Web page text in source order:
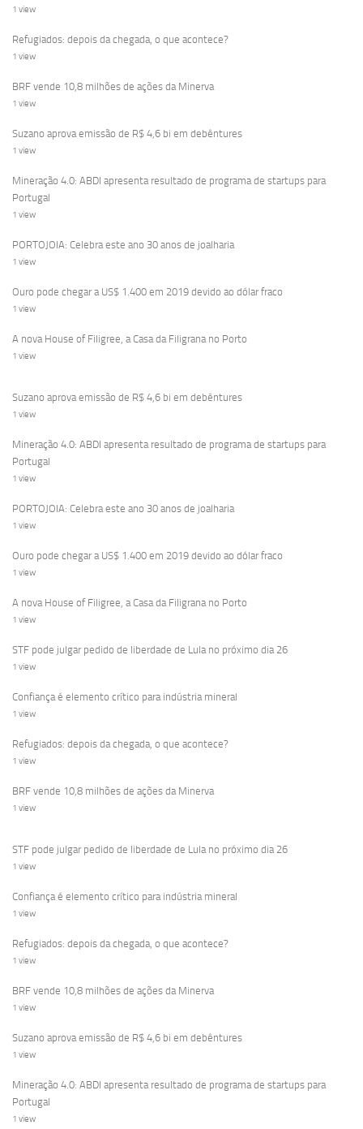
1 view
Refugiados: depois da chegada, o que acontece?
1 view
BRF vende 10,8 milhões de ações da Minerva
1 view
Suzano aprova emissão de R$ 4,6 bi em debêntures
1 view
Mineração 4.0: ABDI apresenta resultado de programa de startups para
Portugal
1 view
PORTOJOIA: Celebra este ano 30 anos de joalharia
1 view
Ouro pode chegar a US$ 1.400 em 2019 devido ao dólar fraco
1 view
A nova House of Filigree, a Casa da Filigrana no Porto
1 view
Suzano aprova emissão de R$ 4,6 bi em debêntures
1 view
Mineração 4.0: ABDI apresenta resultado de programa de startups para
Portugal
1 view
PORTOJOIA: Celebra este ano 30 anos de joalharia
1 view
Ouro pode chegar a US$ 1.400 em 2019 devido ao dólar fraco
1 view
A nova House of Filigree, a Casa da Filigrana no Porto
1 view
STF pode julgar pedido de liberdade de Lula no próximo dia 26
1 view
Confiança é elemento crítico para indústria mineral
1 view
Refugiados: depois da chegada, o que acontece?
1 view
BRF vende 10,8 milhões de ações da Minerva
1 view
STF pode julgar pedido de liberdade de Lula no próximo dia 26
1 view
Confiança é elemento crítico para indústria mineral
1 view
Refugiados: depois da chegada, o que acontece?
1 view
BRF vende 10,8 milhões de ações da Minerva
1 view
Suzano aprova emissão de R$ 4,6 bi em debêntures
1 view
Mineração 4.0: ABDI apresenta resultado de programa de startups para
Portugal
1 view